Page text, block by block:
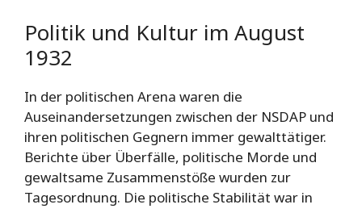
Politik und Kultur im August
1932
In der politischen Arena waren die
Auseinandersetzungen zwischen der NSDAP und
ihren politischen Gegnern immer gewalttätiger.
Berichte über Überfälle, politische Morde und
gewaltsame Zusammenstöße wurden zur
Tagesordnung. Die politische Stabilität war in